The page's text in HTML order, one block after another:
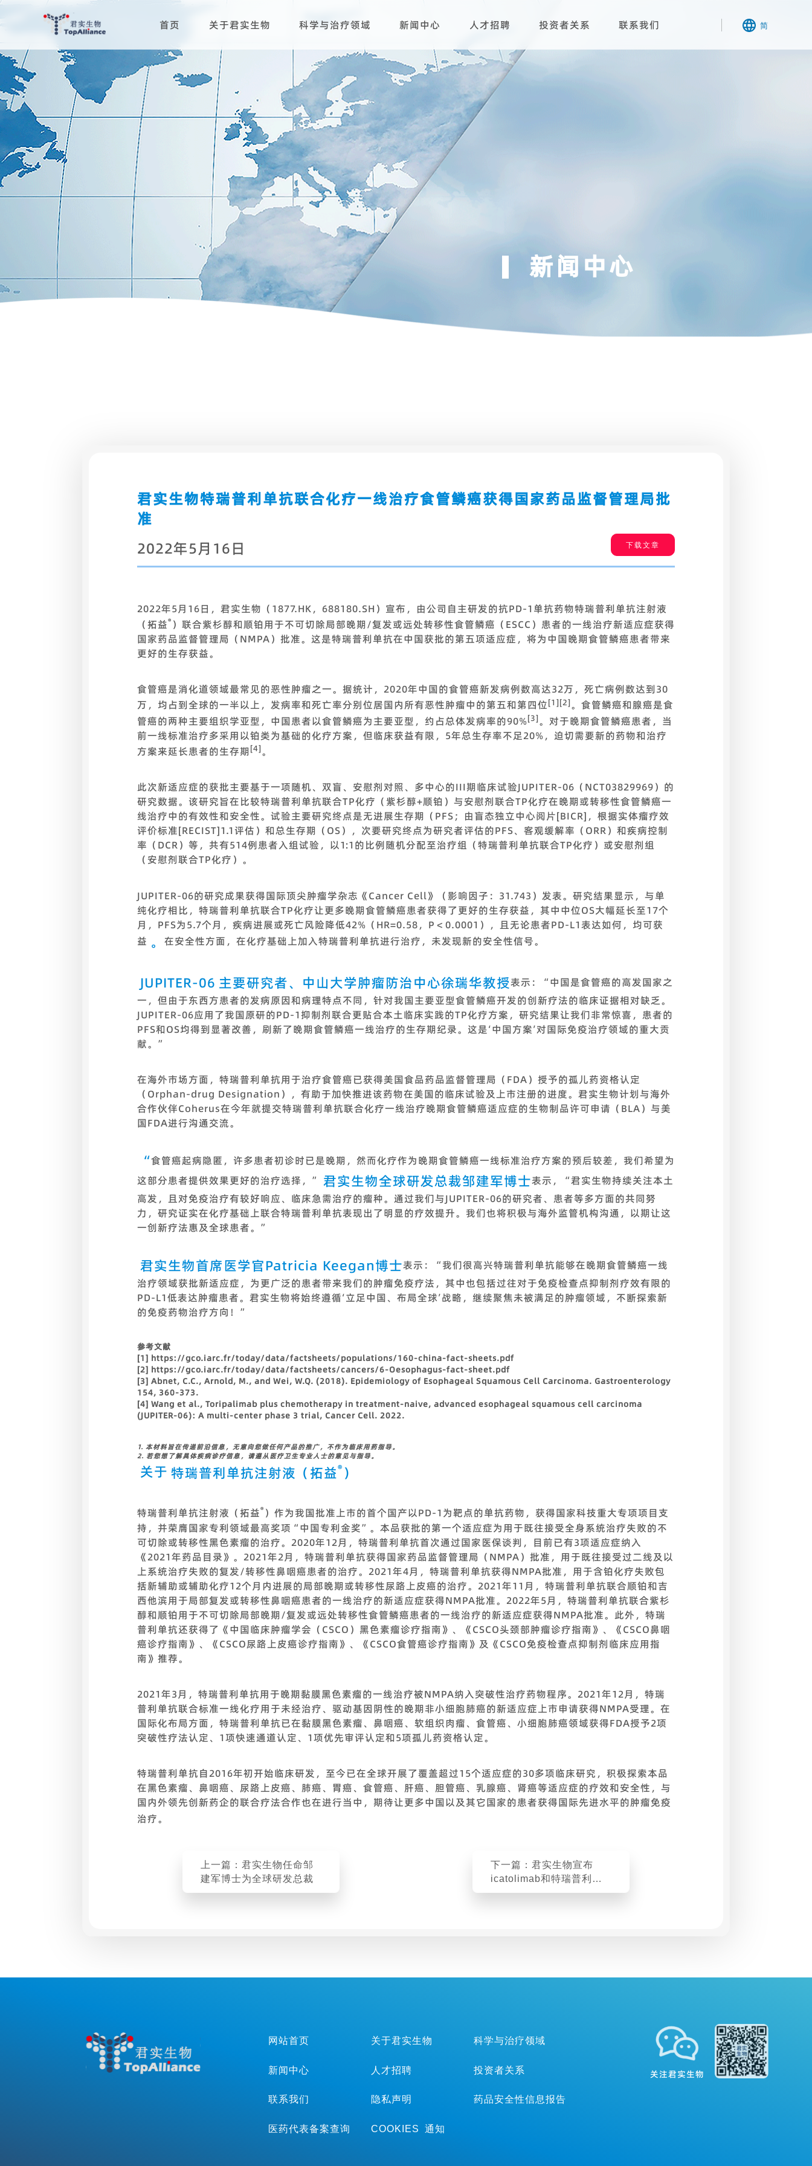
首页 关于君实生物 科学与治疗领域 新闻中心 人才招聘 投资者关系 联系我们 简
科学与治疗领域
研发平台
生产基地
产品管线
新闻中心
君实生物特瑞普利单抗联合化疗一线治疗食管鳞癌获得国家药品监督管理局批
准
2022年5月16日
下载文章
2022年5月16日，君实生物（1877.HK，688180.SH）宣布，由公司自主研发的抗PD-1单抗药物特瑞普利单抗注射液
（拓益® ）联合紫杉醇和顺铂用于不可切除局部晚期/复发或远处转移性食管鳞癌（ESCC）患者的一线治疗新适应症获得
国家药品监督管理局（NMPA）批准。这是特瑞普利单抗在中国获批的第五项适应症，将为中国晚期食管鳞癌患者带来
更好的生存获益。
食管癌是消化道领域最常见的恶性肿瘤之一。据统计，2020年中国的食管癌新发病例数高达32万，死亡病例数达到30
万，均占到全球的一半以上，发病率和死亡率分别位居国内所有恶性肿瘤中的第五和第四位[1][2]。食管鳞癌和腺癌是食
管癌的两种主要组织学亚型，中国患者以食管鳞癌为主要亚型，约占总体发病率的90%[3]。对于晚期食管鳞癌患者，当
前一线标准治疗多采用以铂类为基础的化疗方案，但临床获益有限，5年总生存率不足20%，迫切需要新的药物和治疗
方案来延长患者的生存期 [4]。
此次新适应症的获批主要基于一项随机、双盲、安慰剂对照、多中心的III期临床试验JUPITER-06（NCT03829969）的
研究数据。该研究旨在比较特瑞普利单抗联合TP化疗（紫杉醇+顺铂）与安慰剂联合TP化疗在晚期或转移性食管鳞癌一
线治疗中的有效性和安全性。试验主要研究终点是无进展生存期（PFS；由盲态独立中心阅片[BICR]，根据实体瘤疗效
评价标准[RECIST]1.1评估）和总生存期（OS），次要研究终点为研究者评估的PFS、客观缓解率（ORR）和疾病控制
率（DCR）等，共有514例患者入组试验，以1:1的比例随机分配至治疗组（特瑞普利单抗联合TP化疗）或安慰剂组
（安慰剂联合TP化疗）。
JUPITER-06的研究成果获得国际顶尖肿瘤学杂志《Cancer Cell》（影响因子：31.743）发表。研究结果显示，与单
纯化疗相比，特瑞普利单抗联合TP化疗让更多晚期食管鳞癌患者获得了更好的生存获益，其中中位OS大幅延长至17个
月，PFS为5.7个月，疾病进展或死亡风险降低42%（HR=0.58，P＜0.0001），且无论患者PD-L1表达如何，均可获
益 。 在安全性方面，在化疗基础上加入特瑞普利单抗进行治疗，未发现新的安全性信号。
JUPITER-06 主要研究者、中山大学肿瘤防治中心徐瑞华教授表示：“中国是食管癌的高发国家之
一，但由于东西方患者的发病原因和病理特点不同，针对我国主要亚型食管鳞癌开发的创新疗法的临床证据相对缺乏。
JUPITER-06应用了我国原研的PD-1抑制剂联合更贴合本土临床实践的TP化疗方案，研究结果让我们非常惊喜，患者的
PFS和OS均得到显著改善，刷新了晚期食管鳞癌一线治疗的生存期纪录。这是‘中国方案’对国际免疫治疗领域的重大贡
献。”
在海外市场方面，特瑞普利单抗用于治疗食管癌已获得美国食品药品监督管理局（FDA）授予的孤儿药资格认定
（Orphan-drug Designation），有助于加快推进该药物在美国的临床试验及上市注册的进度。君实生物计划与海外
合作伙伴Coherus在今年就提交特瑞普利单抗联合化疗一线治疗晚期食管鳞癌适应症的生物制品许可申请（BLA）与美
国FDA进行沟通交流。
“食管癌起病隐匿，许多患者初诊时已是晚期，然而化疗作为晚期食管鳞癌一线标准治疗方案的预后较差，我们希望为
这部分患者提供效果更好的治疗选择，” 君实生物全球研发总裁邹建军博士表示，“君实生物持续关注本土
高发，且对免疫治疗有较好响应、临床急需治疗的瘤种。通过我们与JUPITER-06的研究者、患者等多方面的共同努
力，研究证实在化疗基础上联合特瑞普利单抗表现出了明显的疗效提升。我们也将积极与海外监管机构沟通，以期让这
一创新疗法惠及全球患者。”
君实生物首席医学官Patricia Keegan博士表示：“我们很高兴特瑞普利单抗能够在晚期食管鳞癌一线
治疗领域获批新适应症，为更广泛的患者带来我们的肿瘤免疫疗法，其中也包括过往对于免疫检查点抑制剂疗效有限的
PD-L1低表达肿瘤患者。君实生物将始终遵循‘立足中国、布局全球’战略，继续聚焦未被满足的肿瘤领域，不断探索新
的免疫药物治疗方向！”
参考文献
[1] https://gco.iarc.fr/today/data/factsheets/populations/160-china-fact-sheets.pdf
[2] https://gco.iarc.fr/today/data/factsheets/cancers/6-Oesophagus-fact-sheet.pdf
[3] Abnet, C.C., Arnold, M., and Wei, W.Q. (2018). Epidemiology of Esophageal Squamous Cell Carcinoma. Gastroenterology
154, 360-373.
[4] Wang et al., Toripalimab plus chemotherapy in treatment-naive, advanced esophageal squamous cell carcinoma
(JUPITER-06): A multi-center phase 3 trial, Cancer Cell. 2022.
1. 本材料旨在传递前沿信息，无意向您做任何产品的推广，不作为临床用药指导。
2. 若您想了解具体疾病诊疗信息，请遵从医疗卫生专业人士的意见与指导。
关于 特瑞普利单抗注射液（拓益® ）
特瑞普利单抗注射液（拓益® ）作为我国批准上市的首个国产以PD-1为靶点的单抗药物，获得国家科技重大专项项目支
持，并荣膺国家专利领域最高奖项“中国专利金奖”。本品获批的第一个适应症为用于既往接受全身系统治疗失败的不
可切除或转移性黑色素瘤的治疗。2020年12月，特瑞普利单抗首次通过国家医保谈判，目前已有3项适应症纳入
《2021年药品目录》。2021年2月，特瑞普利单抗获得国家药品监督管理局（NMPA）批准，用于既往接受过二线及以
上系统治疗失败的复发/转移性鼻咽癌患者的治疗。2021年4月，特瑞普利单抗获得NMPA批准，用于含铂化疗失败包
括新辅助或辅助化疗12个月内进展的局部晚期或转移性尿路上皮癌的治疗。2021年11月，特瑞普利单抗联合顺铂和吉
西他滨用于局部复发或转移性鼻咽癌患者的一线治疗的新适应症获得NMPA批准。2022年5月，特瑞普利单抗联合紫杉
醇和顺铂用于不可切除局部晚期/复发或远处转移性食管鳞癌患者的一线治疗的新适应症获得NMPA批准。此外，特瑞
普利单抗还获得了《中国临床肿瘤学会（CSCO）黑色素瘤诊疗指南》、《CSCO头颈部肿瘤诊疗指南》、《CSCO鼻咽
癌诊疗指南》、《CSCO尿路上皮癌诊疗指南》、《CSCO食管癌诊疗指南》及《CSCO免疫检查点抑制剂临床应用指
南》推荐。
2021年3月，特瑞普利单抗用于晚期黏膜黑色素瘤的一线治疗被NMPA纳入突破性治疗药物程序。2021年12月，特瑞
普利单抗联合标准一线化疗用于未经治疗、驱动基因阴性的晚期非小细胞肺癌的新适应症上市申请获得NMPA受理。在
国际化布局方面，特瑞普利单抗已在黏膜黑色素瘤、鼻咽癌、软组织肉瘤、食管癌、小细胞肺癌领域获得FDA授予2项
突破性疗法认定、1项快速通道认定、1项优先审评认定和5项孤儿药资格认定。
特瑞普利单抗自2016年初开始临床研发，至今已在全球开展了覆盖超过15个适应症的30多项临床研究，积极探索本品
在黑色素瘤、鼻咽癌、尿路上皮癌、肺癌、胃癌、食管癌、肝癌、胆管癌、乳腺癌、肾癌等适应症的疗效和安全性，与
国内外领先创新药企的联合疗法合作也在进行当中，期待让更多中国以及其它国家的患者获得国际先进水平的肿瘤免疫
治疗。
上一篇：君实生物任命邹
建军博士为全球研发总裁
下一篇：君实生物宣布
icatolimab和特瑞普利单
抗近40项研究成果在2022
网站首页 关于君实生物 科学与治疗领域
新闻中心 人才招聘 投资者关系
联系我们 隐私声明 药品安全性信息报告
医药代表备案查询 COOKIES 通知
关注君实生物